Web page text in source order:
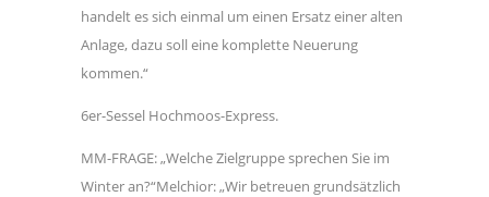
handelt es sich einmal um einen Ersatz einer alten
Anlage, dazu soll eine komplette Neuerung
kommen.“
6er-Sessel Hochmoos-Express.
MM-FRAGE: „Welche Zielgruppe sprechen Sie im
Winter an?“Melchior: „Wir betreuen grundsätzlich